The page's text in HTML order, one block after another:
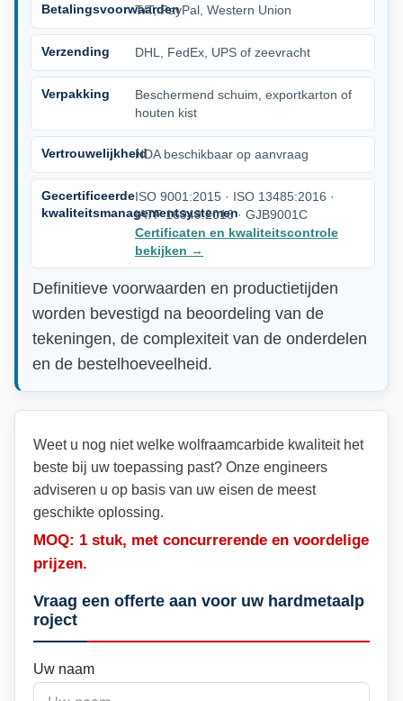
BetalingsvoorwaardenT/T, PayPal, Western Union
Verzending DHL, FedEx, UPS of zeevracht
Verpakking
Beschermend schuim, exportkarton of
houten kist
VertrouwelijkheidNDA beschikbaar op aanvraag
Gecertificeerde
kwaliteitsmanagementsystemen
ISO 9001:2015 · ISO 13485:2016 ·
IATF 16949:2016 · GJB9001C
Certificaten en kwaliteitscontrole
bekijken →
Definitieve voorwaarden en productietijden
worden bevestigd na beoordeling van de
tekeningen, de complexiteit van de onderdelen
en de bestelhoeveelheid.
Weet u nog niet welke wolfraamcarbide kwaliteit het
beste bij uw toepassing past? Onze engineers
adviseren u op basis van uw eisen de meest
geschikte oplossing.
MOQ: 1 stuk, met concurrerende en voordelige
prijzen.
Vraag een offerte aan voor uw hardmetaalp
roject
Uw naam